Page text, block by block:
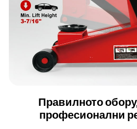
Правилното
професионални